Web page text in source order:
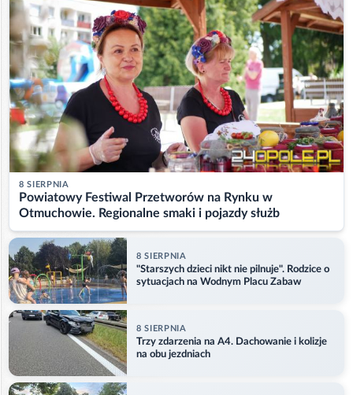
8 SIERPNIA
Powiatowy Festiwal Przetworów na Rynku w
Otmuchowie. Regionalne smaki i pojazdy służb
8 SIERPNIA
"Starszych dzieci nikt nie pilnuje". Rodzice o
sytuacjach na Wodnym Placu Zabaw
8 SIERPNIA
Trzy zdarzenia na A4. Dachowanie i kolizje
na obu jezdniach